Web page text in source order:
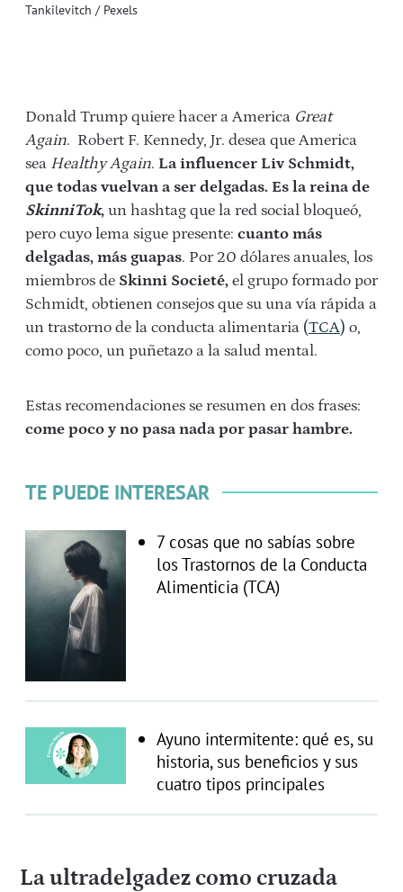
Tankilevitch / Pexels
Donald Trump quiere hacer a America Great
Again. Robert F. Kennedy, Jr. desea que America
sea Healthy Again. La influencer Liv Schmidt,
que todas vuelvan a ser delgadas. Es la reina de
SkinniTok, un hashtag que la red social bloqueó,
pero cuyo lema sigue presente: cuanto más
delgadas, más guapas. Por 20 dólares anuales, los
miembros de Skinni Societé, el grupo formado por
Schmidt, obtienen consejos que su una vía rápida a
un trastorno de la conducta alimentaria (TCA) o,
como poco, un puñetazo a la salud mental.
Estas recomendaciones se resumen en dos frases:
come poco y no pasa nada por pasar hambre.
TE PUEDE INTERESAR
7 cosas que no sabías sobre
los Trastornos de la Conducta
Alimenticia (TCA)
Ayuno intermitente: qué es, su
historia, sus beneficios y sus
cuatro tipos principales
La ultradelgadez como cruzada